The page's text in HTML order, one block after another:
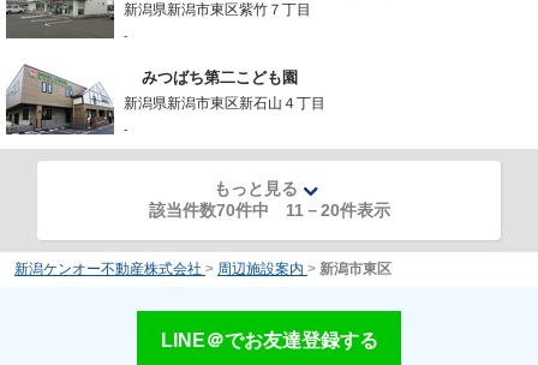
新潟県新潟市東区紫竹７丁目
-
みつばち第二こども園
新潟県新潟市東区新石山４丁目
-
もっと見る
該当件数70件中 11 －20件表示
新潟ケンオー不動産株式会社 > 周辺施設案内 > 新潟市東区
LINE＠でお友達登録する